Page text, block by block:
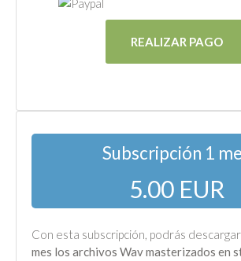
REALIZAR PAGO
Subscripción 1
5.00 EUR
Con esta subscripción, podrás
mes los archivos Wav masterizados en